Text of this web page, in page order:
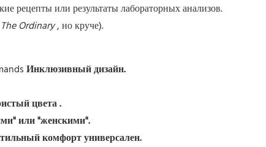
рецепты или результаты лабораторных анализов.
The Ordinary, но круче).
Инклюзивный дизайн.
цвета.
или "женскими".
комфорт универсален.